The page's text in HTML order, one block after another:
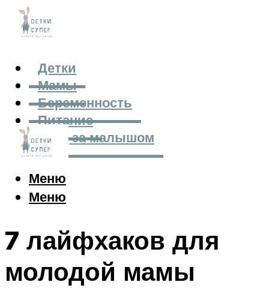
Детки
Мамы
Беременность
Питание
Уход за малышом
Меню
Меню
7 лайфхаков для
молодой мамы